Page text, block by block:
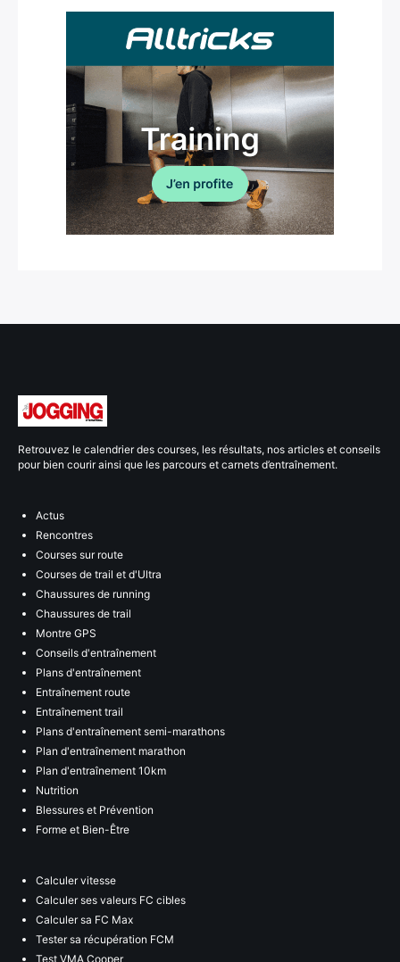
Retrouvez le calendrier des courses, les résultats, nos articles et conseils
pour bien courir ainsi que les parcours et carnets d’entraînement.
Actus
Rencontres
Courses sur route
Courses de trail et d'Ultra
Chaussures de running
Chaussures de trail
Montre GPS
Conseils d'entraînement
Plans d'entraînement
Entraînement route
Entraînement trail
Plans d'entraînement semi-marathons
Plan d'entraînement marathon
Plan d'entraînement 10km
Nutrition
Blessures et Prévention
Forme et Bien-Être
Calculer vitesse
Calculer ses valeurs FC cibles
Calculer sa FC Max
Tester sa récupération FCM
Test VMA Cooper